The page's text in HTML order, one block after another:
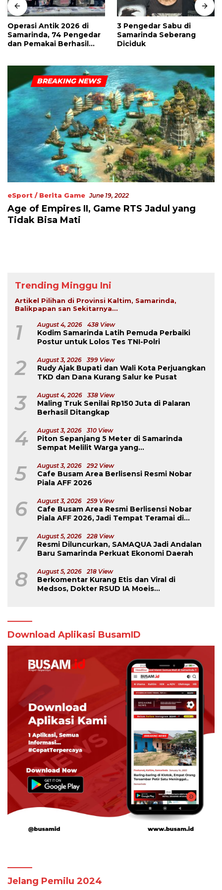
Operasi Antik 2026 di
Samarinda, 74 Pengedar
dan Pemakai Berhasil
3 Pengedar Sabu di
Samarinda Seberang
Diciduk
eSport / Berita Game June 19, 2022
Age of Empires II, Game RTS Jadul yang
Tidak Bisa Mati
Trending Minggu Ini
Artikel Pilihan di Provinsi Kaltim, Samarinda,
Balikpapan san Sekitarnya...
1 August 4, 2026 438 View
Kodim Samarinda Latih Pemuda Perbaiki
Postur untuk Lolos Tes TNI-Polri
2 August 3, 2026 399 View
Rudy Ajak Bupati dan Wali Kota Perjuangkan
TKD dan Dana Kurang Salur ke Pusat
3 August 4, 2026 338 View
Maling Truk Senilai Rp150 Juta di Palaran
Berhasil Ditangkap
4 August 3, 2026 310 View
Piton Sepanjang 5 Meter di Samarinda
Sempat Melilit Warga yang
5 August 3, 2026 292 View
Cafe Busam Area Berlisensi Resmi Nobar
Piala AFF 2026
6 August 3, 2026 259 View
Cafe Busam Area Resmi Berlisensi Nobar
Piala AFF 2026, Jadi Tempat Teramai di
7 August 5, 2026 228 View
Resmi Diluncurkan, SAMAQUA Jadi Andalan
Baru Samarinda Perkuat Ekonomi Daerah
8 August 5, 2026 218 View
Berkomentar Kurang Etis dan Viral di
Medsos, Dokter RSUD IA Moeis
Download Aplikasi BusamID
Jelang Pemilu 2024